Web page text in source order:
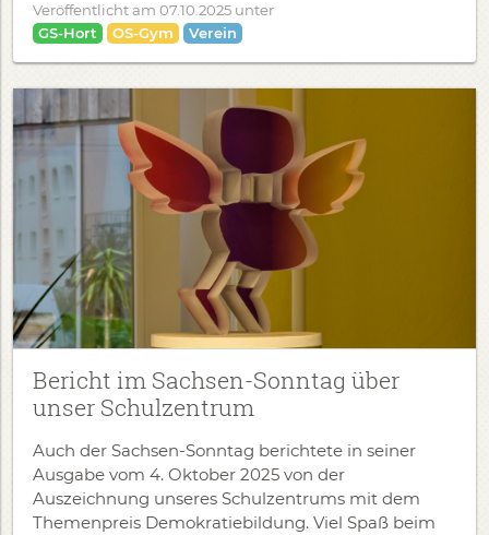
Veröffentlicht am 07.10.2025 unter
GS-Hort
OS-Gym Verein
Bericht im Sachsen-Sonntag über
unser Schulzentrum
Auch der Sachsen-Sonntag berichtete in seiner
Ausgabe vom 4. Oktober 2025 von der
Auszeichnung unseres Schulzentrums mit dem
Themenpreis Demokratiebildung. Viel Spaß beim